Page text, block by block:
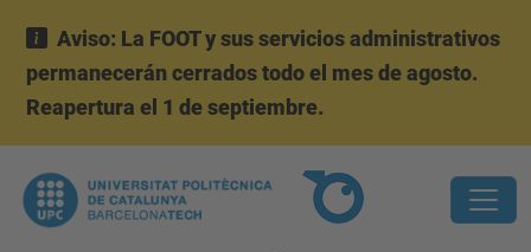
Aviso: La FOOT y sus servicios administrativos
permanecerán cerrados todo el mes de agosto.
Reapertura el 1 de septiembre.